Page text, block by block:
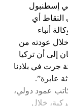
في إسطنبول
التقاط أي
أنباء
عودته من
إلى أن تركيا
جرت في بلادنا
عابرة”.
عمود دولي،
خلال